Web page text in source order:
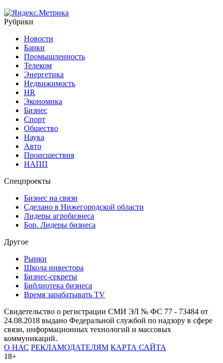
Рубрики
Новости
Банки
Промышленность
Телеком
Энергетика
Недвижимость
HR
Экономика
Бизнес
Спорт
Общество
Наука
Авто
Происшествия
НАПП
Спецпроекты
Бизнес на связи
Сделано в Нижегородской области
Лидеры агробизнеса
Бор. Лидеры бизнеса
Другое
Рынки
Школа инвестора
Бизнес-секреты
Библиотека бизнеса
Время зарабатывать TV
Свидетельство о регистрации СМИ ЭЛ № ФС 77 - 73484 от
24.08.2018 выдано Федеральной службой по надзору в сфере
связи, информационных технологий и массовых
коммуникаций.
О НАС РЕКЛАМОДАТЕЛЯМ КАРТА САЙТА
18+